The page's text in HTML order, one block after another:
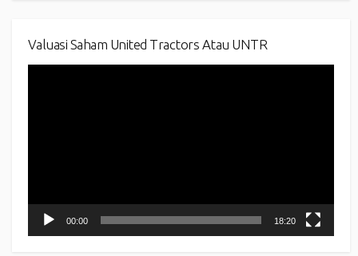
Valuasi Saham United Tractors Atau UNTR
00:00 18:20